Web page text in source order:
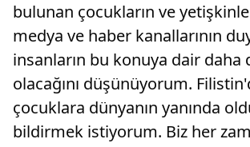
bulunan çocukların ve
medya ve haber kanallarının
insanların bu konuya dair daha
olacağını düşünüyorum.
çocuklara dünyanın yanında
bildirmek istiyorum. Biz her